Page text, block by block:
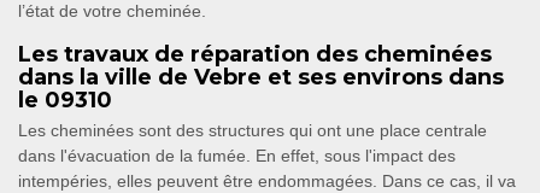
l’état de votre cheminée.
Les travaux de réparation des cheminées
dans la ville de Vebre et ses environs dans
le 09310
Les cheminées sont des structures qui ont une place centrale
dans l'évacuation de la fumée. En effet, sous l'impact des
intempéries, elles peuvent être endommagées. Dans ce cas, il va